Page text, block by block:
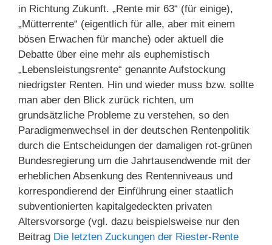
in Richtung Zukunft. „Rente mir 63“ (für einige),
„Mütterrente“ (eigentlich für alle, aber mit einem
bösen Erwachen für manche) oder aktuell die
Debatte über eine mehr als euphemistisch
„Lebensleistungsrente“ genannte Aufstockung
niedrigster Renten. Hin und wieder muss bzw. sollte
man aber den Blick zurück richten, um
grundsätzliche Probleme zu verstehen, so den
Paradigmenwechsel in der deutschen Rentenpolitik
durch die Entscheidungen der damaligen rot-grünen
Bundesregierung um die Jahrtausendwende mit der
erheblichen Absenkung des Rentenniveaus und
korrespondierend der Einführung einer staatlich
subventionierten kapitalgedeckten privaten
Altersvorsorge (vgl. dazu beispielsweise nur den
Beitrag Die letzten Zuckungen der Riester-Rente